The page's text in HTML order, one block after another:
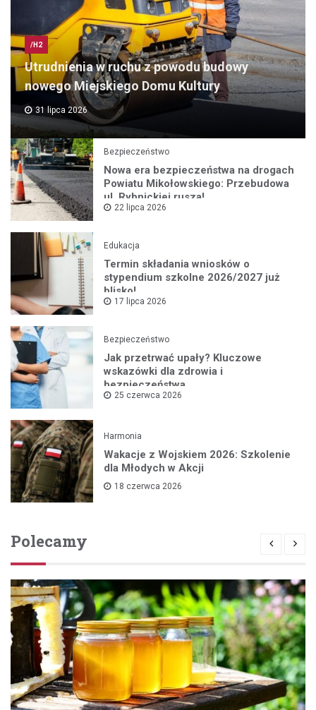
/H2
Utrudnienia w ruchu z powodu budowy
nowego Miejskiego Domu Kultury
31 lipca 2026
Bezpieczeństwo
Nowa era bezpieczeństwa na drogach
Powiatu Mikołowskiego: Przebudowa
ul. Rybnickiej rusza!
22 lipca 2026
Edukacja
Termin składania wniosków o
stypendium szkolne 2026/2027 już
blisko!
17 lipca 2026
Bezpieczeństwo
Jak przetrwać upały? Kluczowe
wskazówki dla zdrowia i
bezpieczeństwa
25 czerwca 2026
Harmonia
Wakacje z Wojskiem 2026: Szkolenie
dla Młodych w Akcji
18 czerwca 2026
Polecamy